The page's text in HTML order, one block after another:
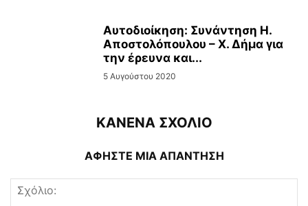
Αυτοδιοίκηση: Συνάντηση Η.
Αποστολόπουλου – Χ. Δήμα για
την έρευνα και...
5 Αυγούστου 2020
ΚΑΝΕΝΑ ΣΧΟΛΙΟ
ΑΦΗΣΤΕ ΜΙΑ ΑΠΑΝΤΗΣΗ